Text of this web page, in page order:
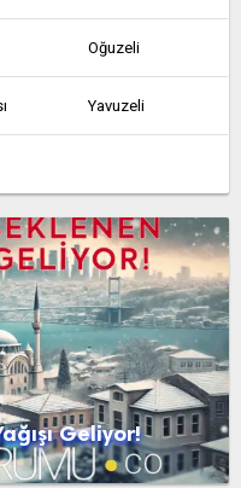
Oğuzeli
Yavuzeli
Geliyor!